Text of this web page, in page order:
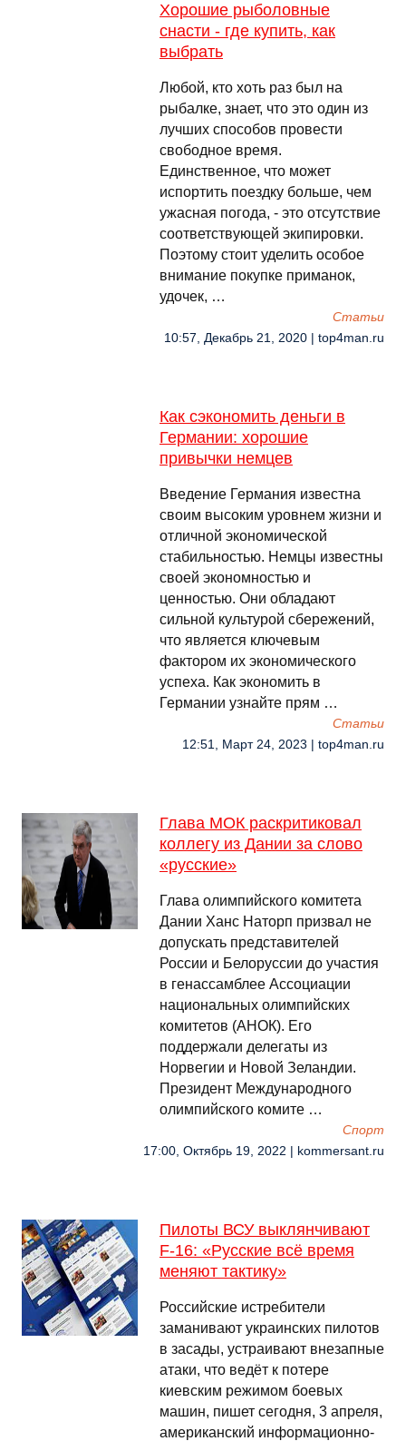
Хорошие рыболовные
снасти - где купить, как
выбрать
Любой, кто хоть раз был на
рыбалке, знает, что это один из
лучших способов провести
свободное время.
Единственное, что может
испортить поездку больше, чем
ужасная погода, - это отсутствие
соответствующей экипировки.
Поэтому стоит уделить особое
внимание покупке приманок,
удочек, …
Cтатьи
10:57, Декабрь 21, 2020 | top4man.ru
Как сэкономить деньги в
Германии: хорошие
привычки немцев
Введение Германия известна
своим высоким уровнем жизни и
отличной экономической
стабильностью. Немцы известны
своей экономностью и
ценностью. Они обладают
сильной культурой сбережений,
что является ключевым
фактором их экономического
успеха. Как экономить в
Германии узнайте прям …
Cтатьи
12:51, Март 24, 2023 | top4man.ru
Глава МОК раскритиковал
коллегу из Дании за слово
«русские»
Глава олимпийского комитета
Дании Ханс Наторп призвал не
допускать представителей
России и Белоруссии до участия
в генассамблее Ассоциации
национальных олимпийских
комитетов (АНОК). Его
поддержали делегаты из
Норвегии и Новой Зеландии.
Президент Международного
олимпийского комите …
Спорт
17:00, Октябрь 19, 2022 | kommersant.ru
Пилоты ВСУ выклянчивают
F-16: «Русские всë время
меняют тактику»
Российские истребители
заманивают украинских пилотов
в засады, устраивают внезапные
атаки, что ведëт к потере
киевским режимом боевых
машин, пишет сегодня, 3 апреля,
американский информационно-